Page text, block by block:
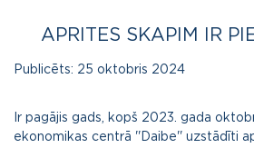
APRITES SKAPIM IR
Publicēts: 25 oktobris 2024
Ir pagājis gads, kopš 2023. gada
ekonomikas centrā ''Daibe'' uzstādīti